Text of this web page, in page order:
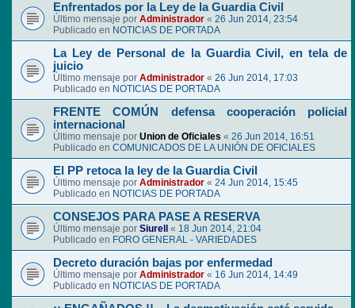
Enfrentados por la Ley de la Guardia Civil
Último mensaje por Administrador « 26 Jun 2014, 23:54
Publicado en NOTICIAS DE PORTADA
La Ley de Personal de la Guardia Civil, en tela de
juicio
Último mensaje por Administrador « 26 Jun 2014, 17:03
Publicado en NOTICIAS DE PORTADA
FRENTE COMÚN defensa cooperación policial
internacional
Último mensaje por Union de Oficiales « 26 Jun 2014, 16:51
Publicado en COMUNICADOS DE LA UNIÓN DE OFICIALES
El PP retoca la ley de la Guardia Civil
Último mensaje por Administrador « 24 Jun 2014, 15:45
Publicado en NOTICIAS DE PORTADA
CONSEJOS PARA PASE A RESERVA
Último mensaje por Siurell « 18 Jun 2014, 21:04
Publicado en FORO GENERAL - VARIEDADES
Decreto duración bajas por enfermedad
Último mensaje por Administrador « 16 Jun 2014, 14:49
Publicado en NOTICIAS DE PORTADA